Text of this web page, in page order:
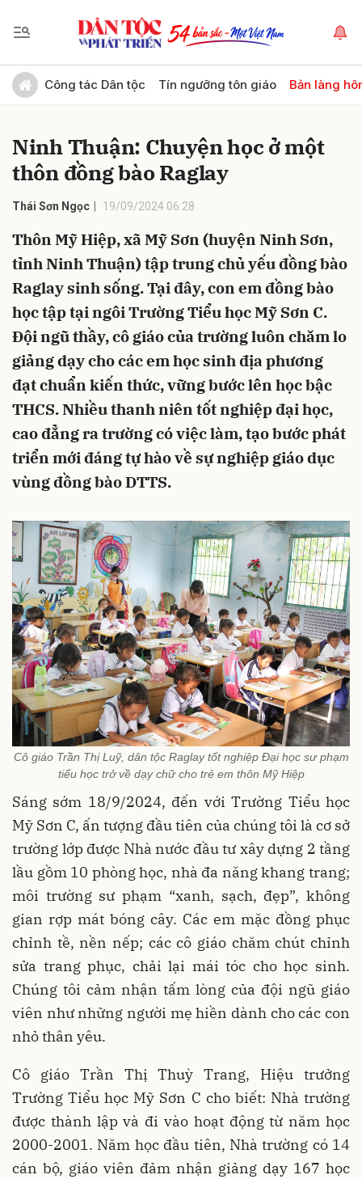
Công tác Dân tộc Tín ngưỡng tôn giáo Bản làng
Ninh Thuận: Chuyện học ở một
thôn đồng bào Raglay
Thái Sơn Ngọc 19/09/2024 06:28
Thôn Mỹ Hiệp, xã Mỹ Sơn (huyện Ninh Sơn,
tỉnh Ninh Thuận) tập trung chủ yếu đồng bào
Raglay sinh sống. Tại đây, con em đồng bào
học tập tại ngôi Trường Tiểu học Mỹ Sơn C.
Đội ngũ thầy, cô giáo của trường luôn chăm lo
giảng dạy cho các em học sinh địa phương
đạt chuẩn kiến thức, vững bước lên học bậc
THCS. Nhiều thanh niên tốt nghiệp đại học,
cao đẳng ra trường có việc làm, tạo bước phát
triển mới đáng tự hào về sự nghiệp giáo dục
vùng đồng bào DTTS.
Cô giáo Trần Thị Luỹ, dân tộc Raglay tốt nghiệp Đại học sư phạm
tiểu học trở về dạy chữ cho trẻ em thôn Mỹ Hiệp
Sáng sớm 18/9/2024, đến với Trường Tiểu học
Mỹ Sơn C, ấn tượng đầu tiên của chúng tôi là cơ sở
trường lớp được Nhà nước đầu tư xây dựng 2 tầng
lầu gồm 10 phòng học, nhà đa năng khang trang;
môi trường sư phạm “xanh, sạch, đẹp”, không
gian rợp mát bóng cây. Các em mặc đồng phục
chỉnh tề, nền nếp; các cô giáo chăm chút chỉnh
sửa trang phục, chải lại mái tóc cho học sinh.
Chúng tôi cảm nhận tấm lòng của đội ngũ giáo
viên như những người mẹ hiền dành cho các con
nhỏ thân yêu.
Cô giáo Trần Thị Thuỳ Trang, Hiệu trưởng
Trường Tiểu học Mỹ Sơn C cho biết: Nhà trường
được thành lập và đi vào hoạt động từ năm học
2000-2001. Năm học đầu tiên, Nhà trường có 14
cán bộ, giáo viên đảm nhận giảng dạy 167 học
Gửi bình luận
Hủy Gửi